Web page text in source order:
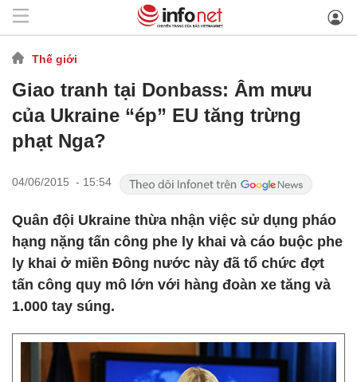
Thế giới
Giao tranh tại Donbass: Âm mưu
của Ukraine “ép” EU tăng trừng
phạt Nga?
04/06/2015 - 15:54
Quân đội Ukraine thừa nhận việc sử dụng pháo
hạng nặng tấn công phe ly khai và cáo buộc phe
ly khai ở miền Đông nước này đã tổ chức đợt
tấn công quy mô lớn với hàng đoàn xe tăng và
1.000 tay súng.